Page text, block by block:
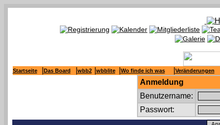
Startseite Das Board wbb2 wbblite Wo finde ich was Veränderungen
Anmeldung
Benutzername:
Passwort: